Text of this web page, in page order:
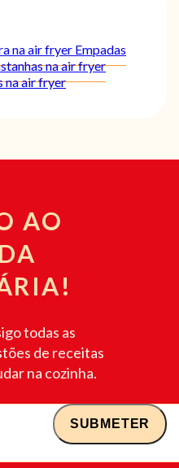
na air fryer Empadas
na air fryer
na air fryer
AO
todas as
de receitas
na cozinha.